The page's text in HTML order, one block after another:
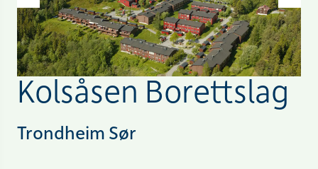
Kolsåsen Borettslag
Trondheim Sør